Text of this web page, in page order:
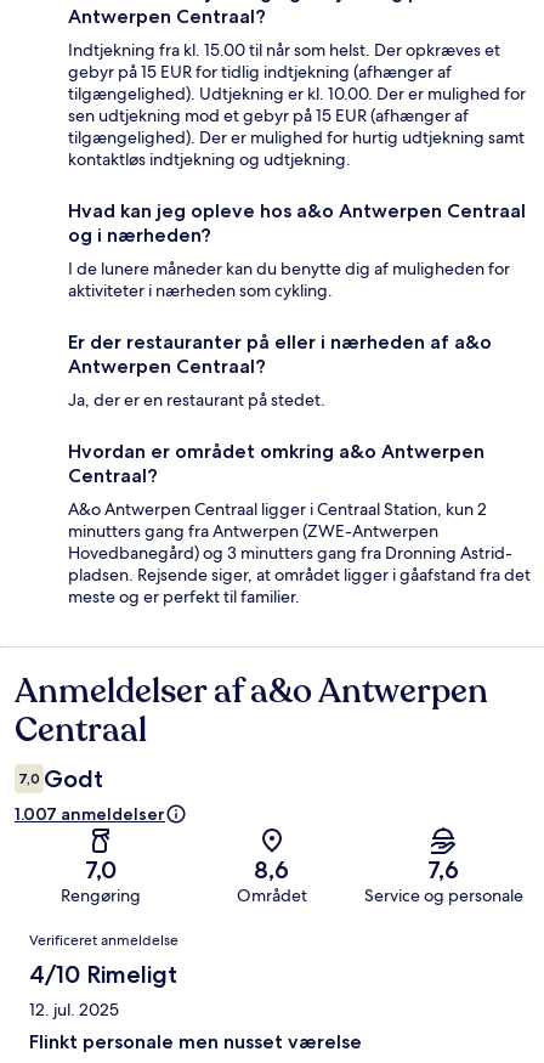
Antwerpen Centraal?
Indtjekning fra kl. 15.00 til når som helst. Der opkræves et
gebyr på 15 EUR for tidlig indtjekning (afhænger af
tilgængelighed). Udtjekning er kl. 10.00. Der er mulighed for
sen udtjekning mod et gebyr på 15 EUR (afhænger af
tilgængelighed). Der er mulighed for hurtig udtjekning samt
kontaktløs indtjekning og udtjekning.
Hvad kan jeg opleve hos a&o Antwerpen Centraal
og i nærheden?
I de lunere måneder kan du benytte dig af muligheden for
aktiviteter i nærheden som cykling.
Er der restauranter på eller i nærheden af a&o
Antwerpen Centraal?
Ja, der er en restaurant på stedet.
Hvordan er området omkring a&o Antwerpen
Centraal?
A&o Antwerpen Centraal ligger i Centraal Station, kun 2
minutters gang fra Antwerpen (ZWE-Antwerpen
Hovedbanegård) og 3 minutters gang fra Dronning Astrid-
pladsen. Rejsende siger, at området ligger i gåafstand fra det
meste og er perfekt til familier.
Anmeldelser
Anmeldelser af a&o Antwerpen
Centraal
7,0 Godt
1.007 anmeldelser
7,0
Rengøring
8,6
Området
7,6
Service og personale
Anmeldelser
Verificeret anmeldelse
4/10 Rimeligt
12. jul. 2025
Flinkt personale men nusset værelse